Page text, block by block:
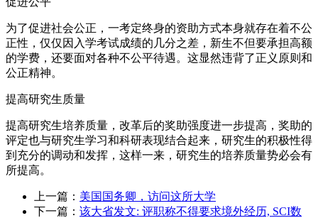
为了促进社会公正，一考定终身的资助方式本身就存在着不公
正性，仅仅因入学考试成绩的几分之差，新生不但要承担高额
的学费，还要面对各种不公平待遇。这显然违背了正义原则和
公正精神。
提高研究生质量
提高研究生培养质量，改革后的奖助强度进一步提高，奖助的
评定也与研究生学习和科研表现结合起来，研究生的积极性得
到充分的调动和发挥，这样一来，研究生的培养质量势必会有
所提高。
上一篇： 美国国务卿，访问这所大学
下一篇： 该大省发文: 评职称不得要求境外经历, SCI数